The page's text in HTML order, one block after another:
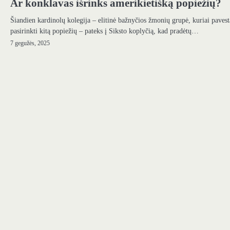
Ar konklavas išrinks amerikietišką popiežių?
Šiandien kardinolų kolegija – elitinė bažnyčios žmonių grupė, kuriai
pasirinkti kitą popiežių – pateks į Siksto koplyčią, kad pradėtų…
7 gegužės, 2025